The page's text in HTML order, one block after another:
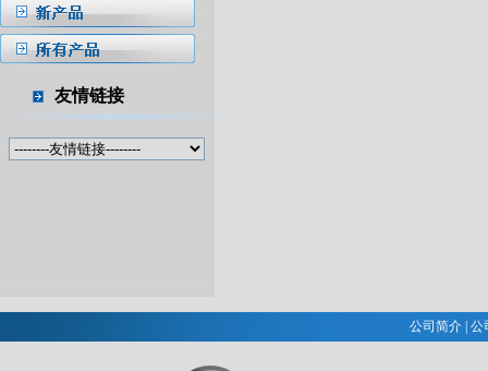
友情链接
公司简介 公